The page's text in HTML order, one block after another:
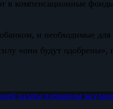
в компенсационные
и необходимые
«они будут
палаты пленарном